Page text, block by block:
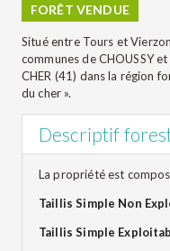
FORÊT VENDUE
Situé entre Tours et
communes de CHOUSSY
CHER (41) dans la région
du cher ».
Descriptif
La propriété est
Taillis Simple Non
Taillis Simple